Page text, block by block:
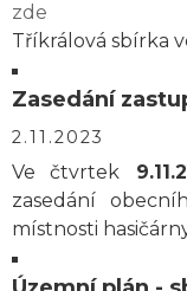
zde
Tříkrálová sbírka
Zasedání
2.11.2023
Ve čtvrtek
zasedání
místnosti